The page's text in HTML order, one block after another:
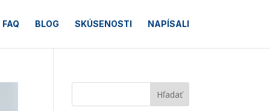
FAQ BLOG SKÚSENOSTI NAPÍSALI
Hľadať